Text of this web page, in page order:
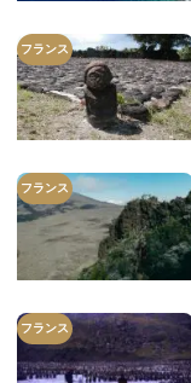
フランス
フランス
フランス